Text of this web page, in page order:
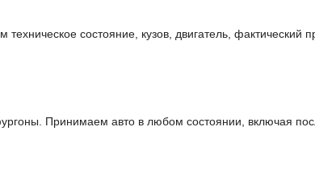
состояние, кузов, двигатель, фактический
Принимаем авто в любом состоянии, включая